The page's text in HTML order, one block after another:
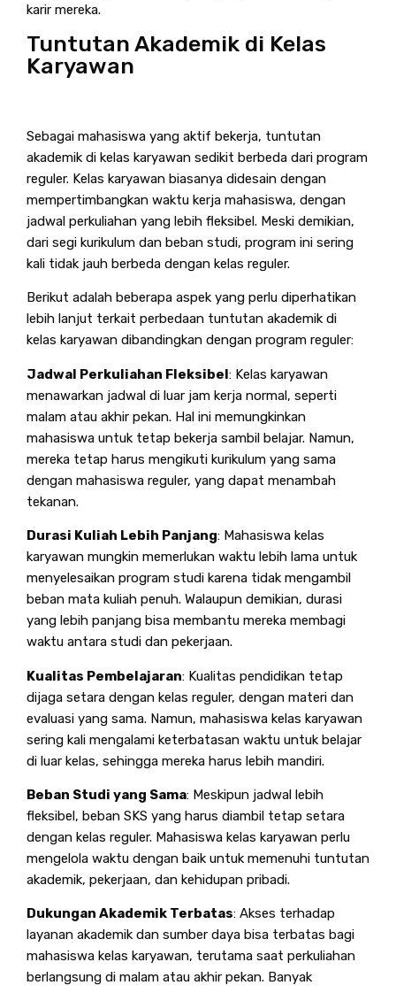
karir mereka.
Tuntutan Akademik di Kelas
Karyawan
Sebagai mahasiswa yang aktif bekerja, tuntutan
akademik di kelas karyawan sedikit berbeda dari program
reguler. Kelas karyawan biasanya didesain dengan
mempertimbangkan waktu kerja mahasiswa, dengan
jadwal perkuliahan yang lebih fleksibel. Meski demikian,
dari segi kurikulum dan beban studi, program ini sering
kali tidak jauh berbeda dengan kelas reguler.
Berikut adalah beberapa aspek yang perlu diperhatikan
lebih lanjut terkait perbedaan tuntutan akademik di
kelas karyawan dibandingkan dengan program reguler:
Jadwal Perkuliahan Fleksibel: Kelas karyawan
menawarkan jadwal di luar jam kerja normal, seperti
malam atau akhir pekan. Hal ini memungkinkan
mahasiswa untuk tetap bekerja sambil belajar. Namun,
mereka tetap harus mengikuti kurikulum yang sama
dengan mahasiswa reguler, yang dapat menambah
tekanan.
Durasi Kuliah Lebih Panjang: Mahasiswa kelas
karyawan mungkin memerlukan waktu lebih lama untuk
menyelesaikan program studi karena tidak mengambil
beban mata kuliah penuh. Walaupun demikian, durasi
yang lebih panjang bisa membantu mereka membagi
waktu antara studi dan pekerjaan.
Kualitas Pembelajaran: Kualitas pendidikan tetap
dijaga setara dengan kelas reguler, dengan materi dan
evaluasi yang sama. Namun, mahasiswa kelas karyawan
sering kali mengalami keterbatasan waktu untuk belajar
di luar kelas, sehingga mereka harus lebih mandiri.
Beban Studi yang Sama: Meskipun jadwal lebih
fleksibel, beban SKS yang harus diambil tetap setara
dengan kelas reguler. Mahasiswa kelas karyawan perlu
mengelola waktu dengan baik untuk memenuhi tuntutan
akademik, pekerjaan, dan kehidupan pribadi.
Dukungan Akademik Terbatas: Akses terhadap
layanan akademik dan sumber daya bisa terbatas bagi
mahasiswa kelas karyawan, terutama saat perkuliahan
berlangsung di malam atau akhir pekan. Banyak